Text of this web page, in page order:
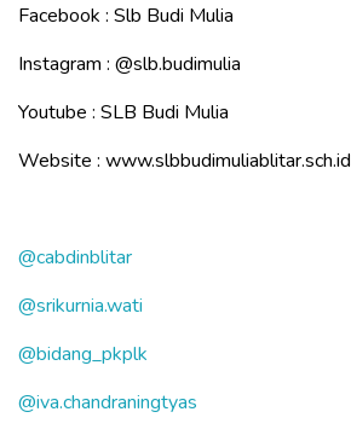
Facebook : Slb Budi Mulia
Instagram : @slb.budimulia
Youtube : SLB Budi Mulia
Website : www.slbbudimuliablitar.sch.id
@cabdinblitar
@srikurnia.wati
@bidang_pkplk
@iva.chandraningtyas